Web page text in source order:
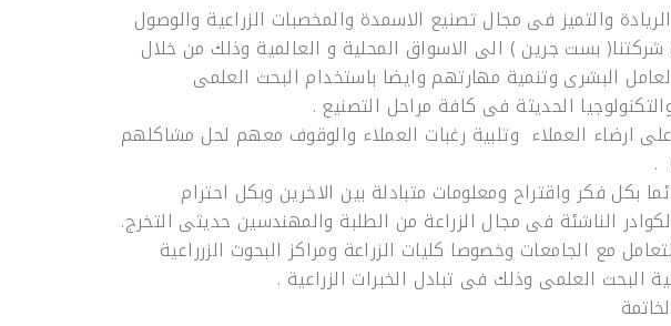
والتميز فى مجال تصنيع الاسمدة والمخصبات الزراعية والوصول
شركتنا( بست جرين ) الى الاسواق المحلية و العالمية وذلك من خلال
البشرى وتنمية مهارتهم وايضا باستخدام البحث العلمى
الحديثة فى كافة مراحل التصنيع .
ارضاء العملاء وتلبية رغبات العملاء والوقوف معهم لحل مشاكلهم
.
بكل فكر واقتراح ومعلومات متبادلة بين الاخرين وبكل احترام
الناشئة فى مجال الزراعة من الطلبة والمهندسين حديثى التخرج.
مع الجامعات وخصوصا كليات الزراعة ومراكز البحوث الزرراعية
البحث العلمى وذلك فى تبادل الخبرات الزراعية .